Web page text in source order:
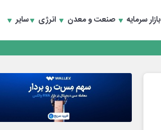
بازار سرمایه صنعت و معدن انرژی سایر